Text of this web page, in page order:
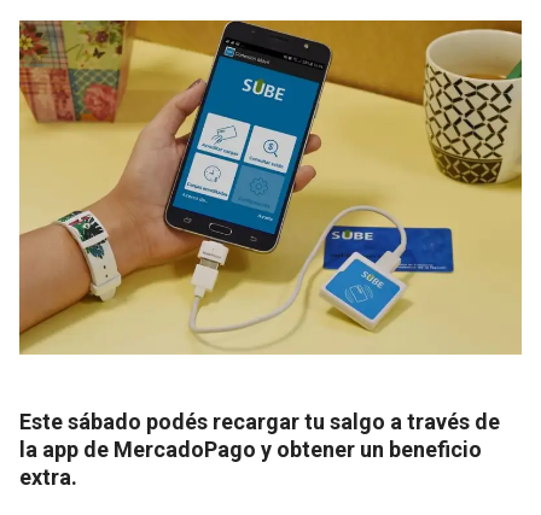
Este sábado podés recargar tu salgo a través de
la app de MercadoPago y obtener un beneficio
extra.